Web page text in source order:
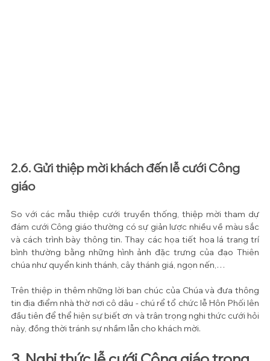
2.6. Gửi thiệp mời khách đến lễ cưới Công
giáo
So với các mẫu thiệp cưới truyền thống, thiệp mời tham dự
đám cưới Công giáo thường có sự giản lược nhiều về màu sắc
và cách trình bày thông tin. Thay các họa tiết hoa lá trang trí
bình thường bằng những hình ảnh đặc trưng của đạo Thiên
chúa như quyển kinh thánh, cây thánh giá, ngọn nến,…
Trên thiệp in thêm những lời ban chúc của Chúa và đưa thông
tin địa điểm nhà thờ nơi cô dâu - chú rể tổ chức lễ Hôn Phối lên
đầu tiên để thể hiện sự biết ơn và trân trọng nghi thức cưới hỏi
này, đồng thời tránh sự nhầm lẫn cho khách mời.